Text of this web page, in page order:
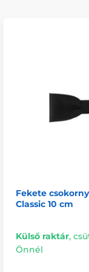
Fekete
Classic 10 cm
Külső raktár,
Önnél